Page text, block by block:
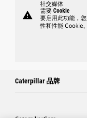
warning
社交媒体
需要 Cookie
要启用此功能，
性和性能 Cookie。
Caterpillar 品牌